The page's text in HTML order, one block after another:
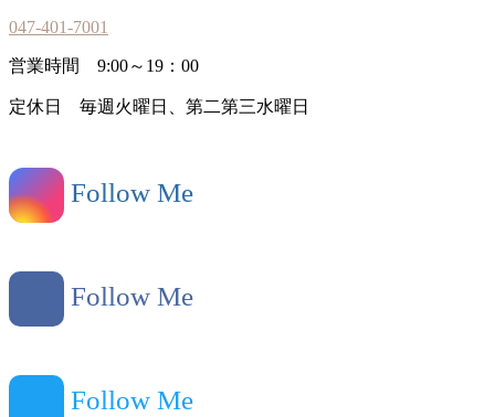
047-401-7001
営業時間 9:00～19：00
定休日 毎週火曜日、第二第三水曜日
Follow Me
Follow Me
Follow Me